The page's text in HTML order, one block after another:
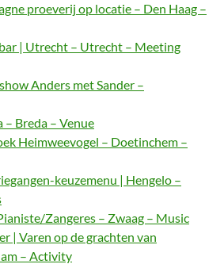
proeverij op locatie – Den Haag –
| Utrecht – Utrecht – Meeting
Anders met Sander –
– Breda – Venue
Heimweevogel – Doetinchem –
keuzemenu | Hengelo –
Zangeres – Zwaag – Music
| Varen op de grachten van
– Activity